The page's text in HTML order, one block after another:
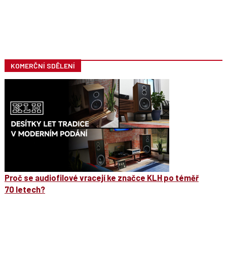
KOMERČNÍ SDĚLENÍ
Proč se audiofilové vracejí ke značce KLH po téměř
70 letech?